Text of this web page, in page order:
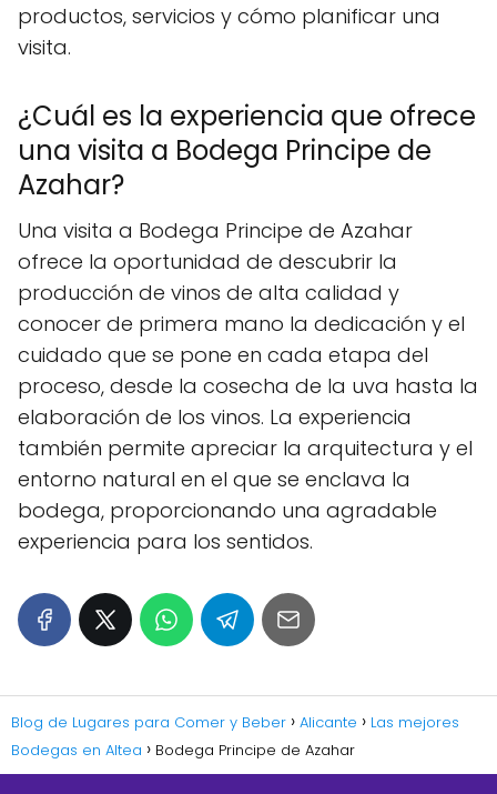
productos, servicios y cómo planificar una
visita.
¿Cuál es la experiencia que ofrece
una visita a Bodega Principe de
Azahar?
Una visita a Bodega Principe de Azahar
ofrece la oportunidad de descubrir la
producción de vinos de alta calidad y
conocer de primera mano la dedicación y el
cuidado que se pone en cada etapa del
proceso, desde la cosecha de la uva hasta la
elaboración de los vinos. La experiencia
también permite apreciar la arquitectura y el
entorno natural en el que se enclava la
bodega, proporcionando una agradable
experiencia para los sentidos.
Blog de Lugares para Comer y Beber Alicante
Las mejores
Bodegas en Altea
Bodega Principe de Azahar